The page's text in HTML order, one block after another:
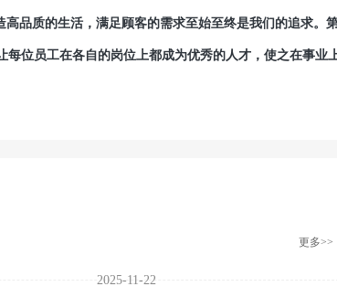
品质的生活，满足顾客的需求至始至终是我们的追求。
位员工在各自的岗位上都成为优秀的人才，使之在事业
更多>>
2025-11-22